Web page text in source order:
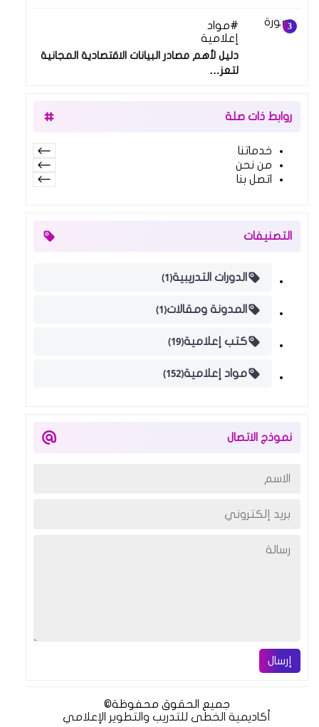
مواد
إعلامية
دليل لأهم مصادر البيانات الاقتصادية المجانية
لتعز…
روابط ذات صلة
خدماتنا
من نحن
اتصل بنا
التصنيفات
الدورات التدريبية(1)
المدونة ومقالات(1)
كتب إعلامية(19)
مواد إعلامية(152)
نموذج الاتصال
إرسال
جميع الحقوق محفوظة©
أكاديمية الخطى للتدريب والتطوير الإعلامي